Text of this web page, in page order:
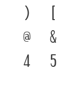
)
[
@
&
4
5